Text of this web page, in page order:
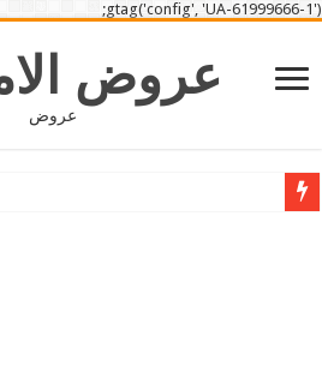
gtag('config', 'UA-61999666-1');
عروض
عروض